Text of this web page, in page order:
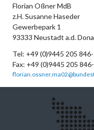
Florian Oßner MdB
z.H. Susanne Haseder
Gewerbepark 1
93333 Neustadt a.d.
Tel: +49 (0)9445 205
Fax: +49 (0)9445 205